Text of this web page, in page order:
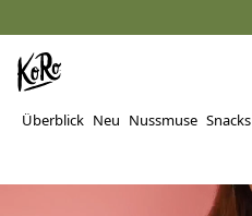
Überblick Neu Nussmuse Snacks